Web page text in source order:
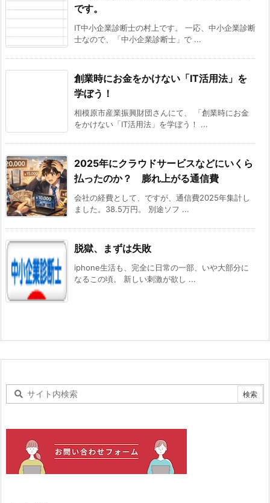
です。
IT中小企業診断士の村上です。 一応、中小企業診断
士なので、「中小企業診断士」で ...
創業時にお金をかけない「IT活用法」を
学ぼう！
相模原市産業振興財団さんにて、 「創業時にお金
をかけない「IT活用法」を学ぼう！ ...
2025年にクラウドサービスなどにいくら
払ったのか？ 膨れ上がる通信費
会社の経費として、ですが、通信費2025年集計し
ました。38.5万円。 別途ソフ ...
脱獄、まずは失敗
iphone生活も、完全に日常の一部、いや大部分に
なるこの頃。 新しい刺激が欲し ...